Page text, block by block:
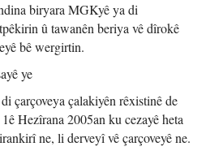
biryara MGKyê ya di
û tawanên beriya vê dîrokê
bê wergirtin.
ye
çarçoveya çalakiyên rêxistinê de
Hezîrana 2005an ku cezayê heta
ne, li derveyî vê çarçoveyê ne.